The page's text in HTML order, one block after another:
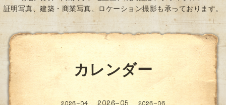
証明写真、建築・商業写真、ロケーション撮影も承っております。
カレンダー